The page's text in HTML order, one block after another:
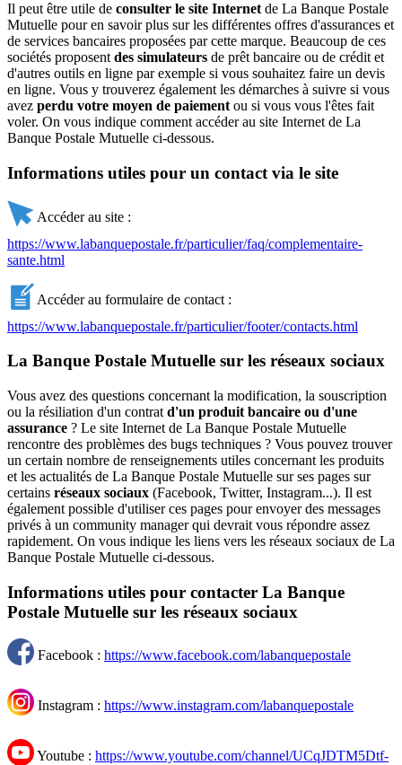
Il peut être utile de consulter le site Internet de La Banque Postale
Mutuelle pour en savoir plus sur les différentes offres d'assurances et
de services bancaires proposées par cette marque. Beaucoup de ces
sociétés proposent des simulateurs de prêt bancaire ou de crédit et
d'autres outils en ligne par exemple si vous souhaitez faire un devis
en ligne. Vous y trouverez également les démarches à suivre si vous
avez perdu votre moyen de paiement ou si vous vous l'êtes fait
voler. On vous indique comment accéder au site Internet de La
Banque Postale Mutuelle ci-dessous.
Informations utiles pour un contact via le site
Accéder au site :
https://www.labanquepostale.fr/particulier/faq/complementaire-
sante.html
Accéder au formulaire de contact :
https://www.labanquepostale.fr/particulier/footer/contacts.html
La Banque Postale Mutuelle sur les réseaux sociaux
Vous avez des questions concernant la modification, la souscription
ou la résiliation d'un contrat d'un produit bancaire ou d'une
assurance ? Le site Internet de La Banque Postale Mutuelle
rencontre des problèmes des bugs techniques ? Vous pouvez trouver
un certain nombre de renseignements utiles concernant les produits
et les actualités de La Banque Postale Mutuelle sur ses pages sur
certains réseaux sociaux (Facebook, Twitter, Instagram...). Il est
également possible d'utiliser ces pages pour envoyer des messages
privés à un community manager qui devrait vous répondre assez
rapidement. On vous indique les liens vers les réseaux sociaux de La
Banque Postale Mutuelle ci-dessous.
Informations utiles pour contacter La Banque
Postale Mutuelle sur les réseaux sociaux
Facebook : https://www.facebook.com/labanquepostale
Instagram : https://www.instagram.com/labanquepostale
Youtube : https://www.youtube.com/channel/UCqJDTM5Dtf-